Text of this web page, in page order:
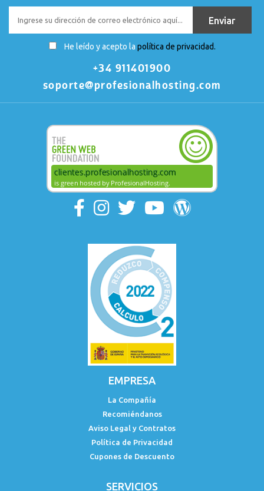
He leído y acepto la política de privacidad.
+34 911401900
soporte@profesionalhosting.com
EMPRESA
La Compañía
Recomiéndanos
Aviso Legal y Contratos
Política de Privacidad
Cupones de Descuento
SERVICIOS